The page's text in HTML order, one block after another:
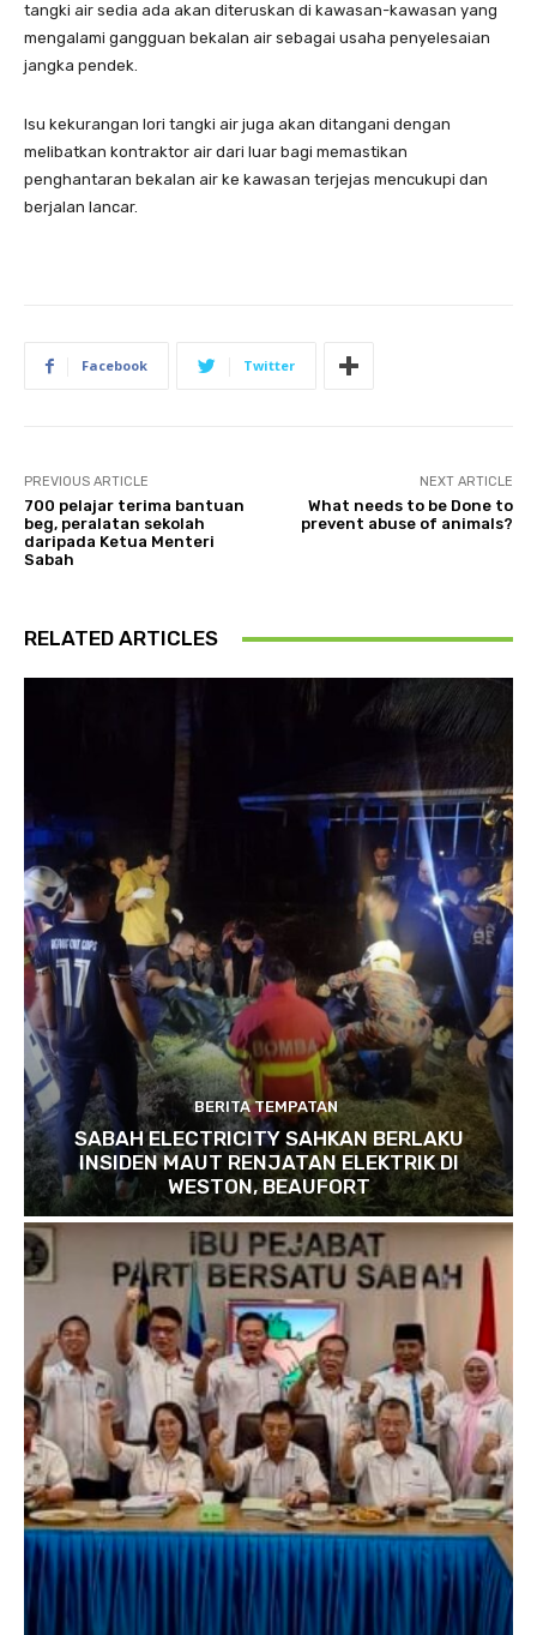
tangki air sedia ada akan diteruskan di kawasan-kawasan yang
mengalami gangguan bekalan air sebagai usaha penyelesaian
jangka pendek.
Isu kekurangan lori tangki air juga akan ditangani dengan
melibatkan kontraktor air dari luar bagi memastikan
penghantaran bekalan air ke kawasan terjejas mencukupi dan
berjalan lancar.
Facebook Twitter
PREVIOUS ARTICLE
700 pelajar terima bantuan
beg, peralatan sekolah
daripada Ketua Menteri
Sabah
NEXT ARTICLE
What needs to be Done to
prevent abuse of animals?
RELATED ARTICLES
BERITA TEMPATAN
SABAH ELECTRICITY SAHKAN BERLAKU
INSIDEN MAUT RENJATAN ELEKTRIK DI
WESTON, BEAUFORT